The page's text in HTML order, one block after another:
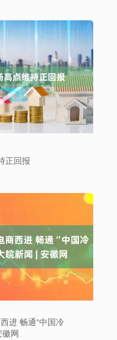
正回报
进 畅通“中国冷
徽网